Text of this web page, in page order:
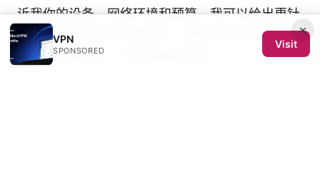
诉我你的设备、网络环境和预算，我可以给出更针
对性的配置建议和对比清单，帮助你在中国大陆环
境下获得更稳定、安全的上网体验。
×
VPN
SPONSORED
Visit